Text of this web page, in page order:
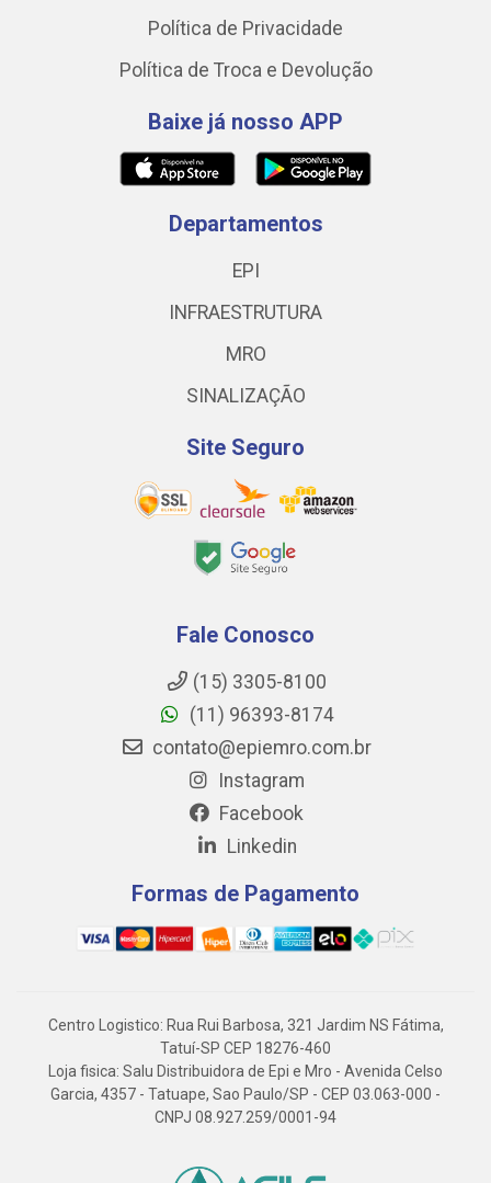
Política de Privacidade
Política de Troca e Devolução
Baixe já nosso APP
Departamentos
EPI
INFRAESTRUTURA
MRO
SINALIZAÇÃO
Site Seguro
Fale Conosco
(15) 3305-8100
(11) 96393-8174
contato@epiemro.com.br
Instagram
Facebook
Linkedin
Formas de Pagamento
Centro Logistico: Rua Rui Barbosa, 321 Jardim NS Fátima,
Tatuí-SP CEP 18276-460
Loja fisica: Salu Distribuidora de Epi e Mro - Avenida Celso
Garcia, 4357 - Tatuape, Sao Paulo/SP - CEP 03.063-000 -
CNPJ 08.927.259/0001-94